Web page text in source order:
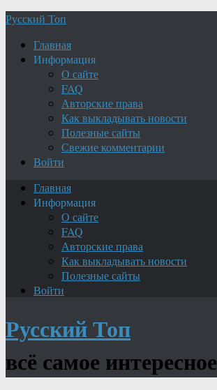
Русский Топ
Главная
Информация
О сайте
FAQ
Авторские права
Как выкладывать новости
Полезные сайты
Свежие комментарии
Войти
Главная
Информация
О сайте
FAQ
Авторские права
Как выкладывать новости
Полезные сайты
Войти
Русский Топ
всё самое интересное